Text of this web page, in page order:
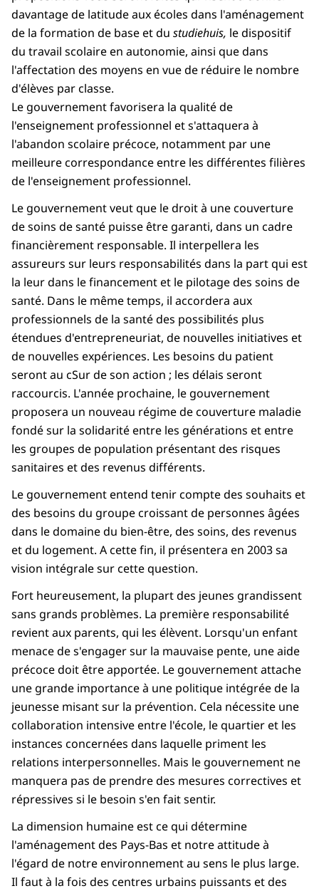
davantage de latitude aux écoles dans l'aménagement
de la formation de base et du studiehuis, le dispositif
du travail scolaire en autonomie, ainsi que dans
l'affectation des moyens en vue de réduire le nombre
d'élèves par classe.
Le gouvernement favorisera la qualité de
l'enseignement professionnel et s'attaquera à
l'abandon scolaire précoce, notamment par une
meilleure correspondance entre les différentes filières
de l'enseignement professionnel.
Le gouvernement veut que le droit à une couverture
de soins de santé puisse être garanti, dans un cadre
financièrement responsable. Il interpellera les
assureurs sur leurs responsabilités dans la part qui est
la leur dans le financement et le pilotage des soins de
santé. Dans le même temps, il accordera aux
professionnels de la santé des possibilités plus
étendues d'entrepreneuriat, de nouvelles initiatives et
de nouvelles expériences. Les besoins du patient
seront au cSur de son action ; les délais seront
raccourcis. L'année prochaine, le gouvernement
proposera un nouveau régime de couverture maladie
fondé sur la solidarité entre les générations et entre
les groupes de population présentant des risques
sanitaires et des revenus différents.
Le gouvernement entend tenir compte des souhaits et
des besoins du groupe croissant de personnes âgées
dans le domaine du bien-être, des soins, des revenus
et du logement. A cette fin, il présentera en 2003 sa
vision intégrale sur cette question.
Fort heureusement, la plupart des jeunes grandissent
sans grands problèmes. La première responsabilité
revient aux parents, qui les élèvent. Lorsqu'un enfant
menace de s'engager sur la mauvaise pente, une aide
précoce doit être apportée. Le gouvernement attache
une grande importance à une politique intégrée de la
jeunesse misant sur la prévention. Cela nécessite une
collaboration intensive entre l'école, le quartier et les
instances concernées dans laquelle priment les
relations interpersonnelles. Mais le gouvernement ne
manquera pas de prendre des mesures correctives et
répressives si le besoin s'en fait sentir.
La dimension humaine est ce qui détermine
l'aménagement des Pays-Bas et notre attitude à
l'égard de notre environnement au sens le plus large.
Il faut à la fois des centres urbains puissants et des